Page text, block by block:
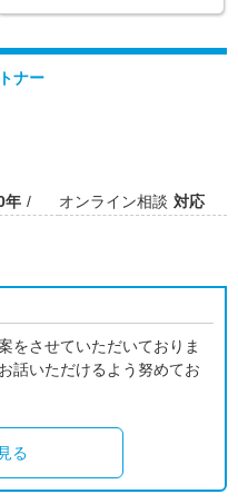
ナー
年 オンライン相談 対応
をさせていただいておりま
話いただけるよう努めてお
る